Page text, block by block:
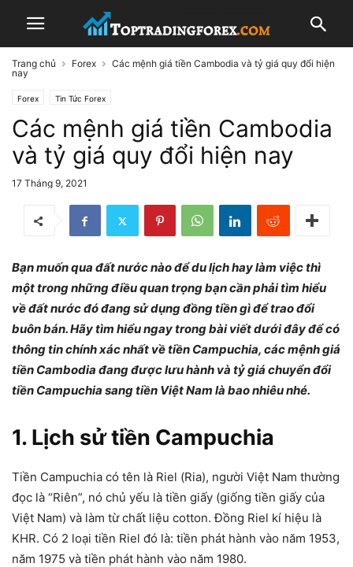
Trang chủ Forex
Các mệnh giá tiền Cambodia và tỷ giá quy đổi hiện
nay
Forex Tin Tức Forex
Các mệnh giá tiền Cambodia
và tỷ giá quy đổi hiện nay
17 Tháng 9, 2021
Bạn muốn qua đất nước nào để du lịch hay làm việc thì
một trong những điều quan trọng bạn cần phải tìm hiểu
về đất nước đó đang sử dụng đồng tiền gì để trao đổi
buôn bán. Hãy tìm hiểu ngay trong bài viết dưới đây để có
thông tin chính xác nhất về tiền Campuchia, các mệnh giá
tiền Cambodia đang được lưu hành và tỷ giá chuyển đổi
tiền Campuchia sang tiền Việt Nam là bao nhiêu nhé.
1. Lịch sử tiền Campuchia
Tiền Campuchia có tên là Riel (Ria), người Việt Nam thường
đọc là “Riên”, nó chủ yếu là tiền giấy (giống tiền giấy của
Việt Nam) và làm từ chất liệu cotton. Đồng Riel kí hiệu là
KHR. Có 2 loại tiền Riel đó là: tiền phát hành vào năm 1953,
năm 1975 và tiền phát hành vào năm 1980.